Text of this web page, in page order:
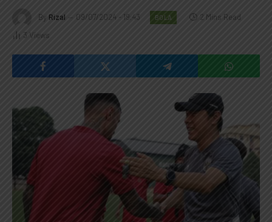
By Rizal 09/07/2024 - 19:43 BOLA
2 Mins Read
3 Views